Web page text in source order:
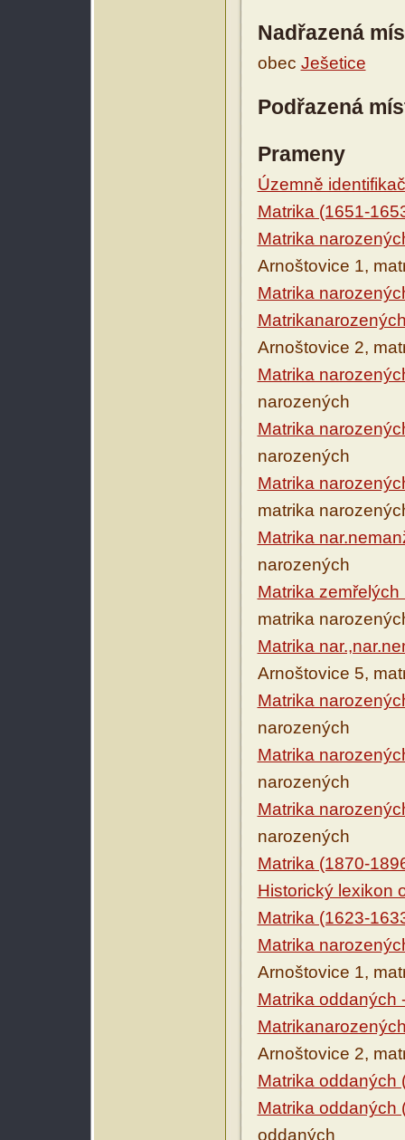
Nadřazená
obec Ješetice
Podřazená
Prameny
Územně
Matrika (1651-
Matrika
Arnoštovice 1,
Matrika
Arnoštovice 2,
Matrika
narozených
Matrika
narozených
Matrika
matrika
Matrika
narozených
Matrika
matrika
Matrika
Arnoštovice 5,
Matrika
narozených
Matrika
narozených
Matrika
narozených
Matrika (1870-
Historický lexikon
Matrika (1623-
Matrika
Arnoštovice 1,
Matrika oddaných
Arnoštovice 2,
Matrika oddaných
Matrika oddaných
oddaných